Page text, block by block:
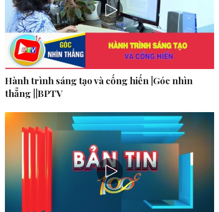
Hành trình sáng tạo và cống hiến |Góc nhìn
thẳng ||BPTV